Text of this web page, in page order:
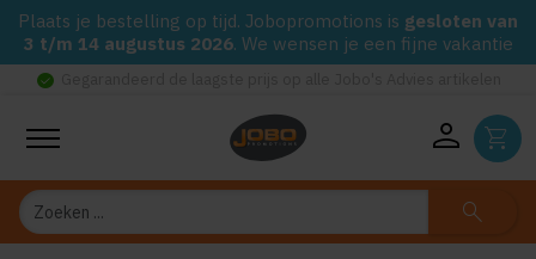
Plaats je bestelling op tijd. Jobopromotions is gesloten van
3 t/m 14 augustus 2026. We wensen je een fijne vakantie
Jobo's Advies artikelen
person shopping_cart
Zoeken search